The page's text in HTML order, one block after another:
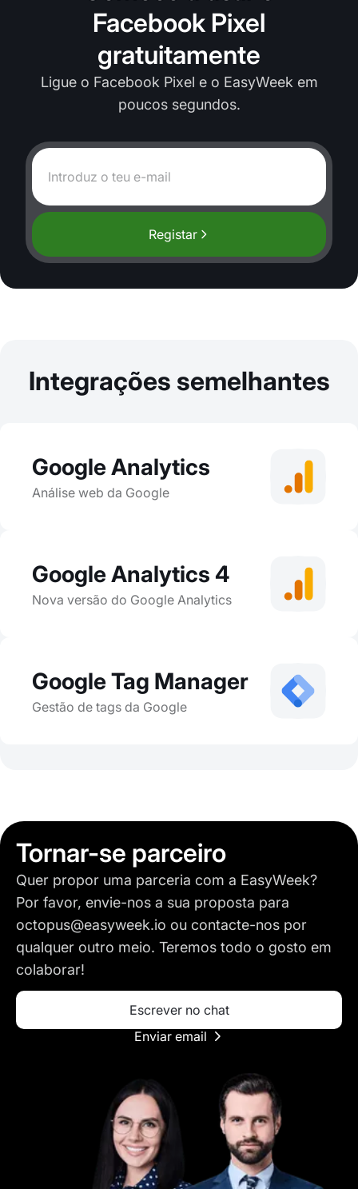
Facebook Pixel
gratuitamente
Ligue o Facebook Pixel e o EasyWeek em
poucos segundos.
Registar
Integrações semelhantes
Google Analytics
Análise web da Google
Google Analytics 4
Nova versão do Google Analytics
Google Tag Manager
Gestão de tags da Google
Tornar-se parceiro
Quer propor uma parceria com a EasyWeek?
Por favor, envie-nos a sua proposta para
octopus@easyweek.io ou contacte-nos por
qualquer outro meio. Teremos todo o gosto em
colaborar!
Escrever no chat
Enviar email